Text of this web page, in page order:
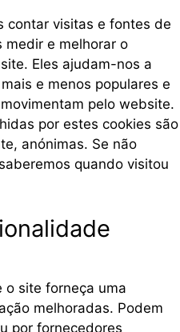
contar visitas e fontes de
medir e melhorar o
Eles ajudam-nos a
e menos populares e
pelo website.
por estes cookies são
anónimas. Se não
quando visitou
o site forneça uma
melhoradas. Podem
por fornecedores